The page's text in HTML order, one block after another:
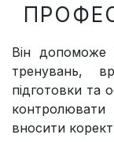
Він допоможе
тренувань,
підготовки та
вносити